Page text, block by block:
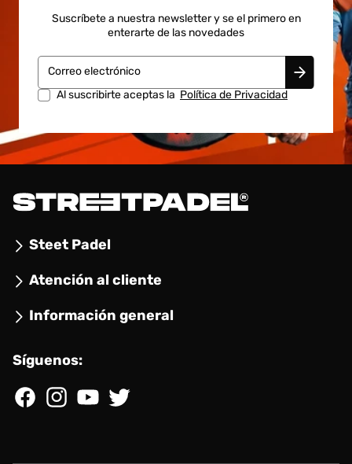
Suscríbete a nuestra newsletter y se el primero en
enterarte de las novedades
Correo electrónico
Al suscribirte aceptas la Política de Privacidad
Steet Padel
Atención al cliente
Información general
Síguenos:
FacebookInstagramYouTubeTwitter